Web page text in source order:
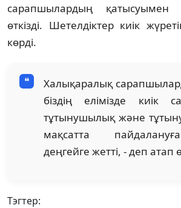
сарапшылардың
өткізді. Шетелдіктер киік
көрді.
Халықаралық
біздің елімізде киік
тұтынушылық және
мақсатта
деңгейге жетті, - деп атап
Тэгтер: